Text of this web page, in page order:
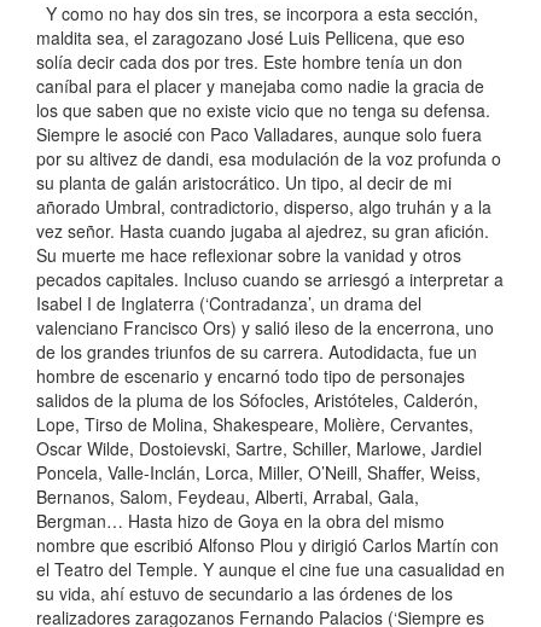
Y como no hay dos sin tres, se incorpora a esta sección,
maldita sea, el zaragozano José Luis Pellicena, que eso
solía decir cada dos por tres. Este hombre tenía un don
caníbal para el placer y manejaba como nadie la gracia de
los que saben que no existe vicio que no tenga su defensa.
Siempre le asocié con Paco Valladares, aunque solo fuera
por su altivez de dandi, esa modulación de la voz profunda o
su planta de galán aristocrático. Un tipo, al decir de mi
añorado Umbral, contradictorio, disperso, algo truhán y a la
vez señor. Hasta cuando jugaba al ajedrez, su gran afición.
Su muerte me hace reflexionar sobre la vanidad y otros
pecados capitales. Incluso cuando se arriesgó a interpretar a
Isabel I de Inglaterra (‘Contradanza’, un drama del
valenciano Francisco Ors) y salió ileso de la encerrona, uno
de los grandes triunfos de su carrera. Autodidacta, fue un
hombre de escenario y encarnó todo tipo de personajes
salidos de la pluma de los Sófocles, Aristóteles, Calderón,
Lope, Tirso de Molina, Shakespeare, Molière, Cervantes,
Oscar Wilde, Dostoievski, Sartre, Schiller, Marlowe, Jardiel
Poncela, Valle-Inclán, Lorca, Miller, O’Neill, Shaffer, Weiss,
Bernanos, Salom, Feydeau, Alberti, Arrabal, Gala,
Bergman… Hasta hizo de Goya en la obra del mismo
nombre que escribió Alfonso Plou y dirigió Carlos Martín con
el Teatro del Temple. Y aunque el cine fue una casualidad en
su vida, ahí estuvo de secundario a las órdenes de los
realizadores zaragozanos Fernando Palacios (‘Siempre es